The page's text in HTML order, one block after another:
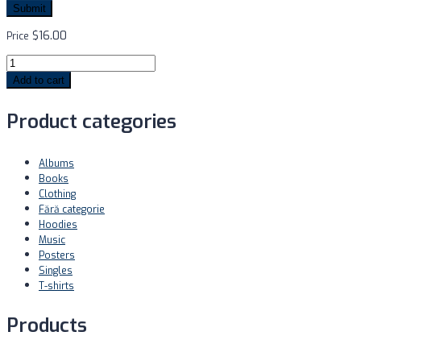
Price $16.00
Add to cart
Product categories
Albums
Books
Clothing
Fără categorie
Hoodies
Music
Posters
Singles
T-shirts
Products